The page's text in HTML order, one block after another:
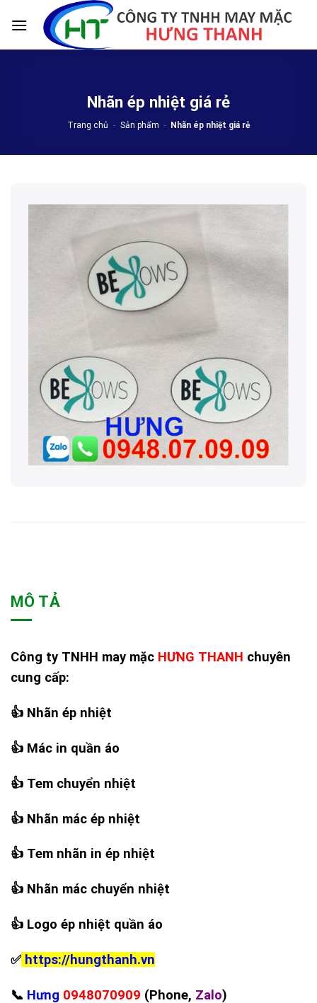
Nhãn ép nhiệt giá rẻ
Trang chủ - Sản phẩm - Nhãn ép nhiệt giá rẻ
MÔ TẢ
Công ty TNHH may mặc HƯNG THANH chuyên
cung cấp:
👍 Nhãn ép nhiệt
👍 Mác in quần áo
👍 Tem chuyển nhiệt
👍 Nhãn mác ép nhiệt
👍 Tem nhãn in ép nhiệt
👍 Nhãn mác chuyển nhiệt
👍 Logo ép nhiệt quần áo
✅ https://hungthanh.vn
📞 Hưng 0948070909 (Phone, Zalo)